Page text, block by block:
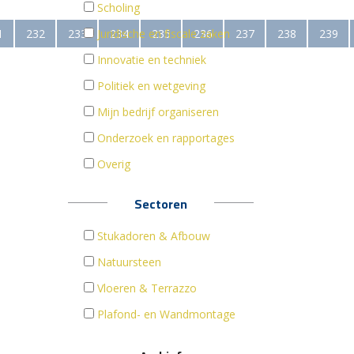
232 233 234 235 236 237 238 239
Scholing
Juridische en fiscale zaken
Innovatie en techniek
Politiek en wetgeving
Mijn bedrijf organiseren
Onderzoek en rapportages
Overig
Sectoren
Stukadoren & Afbouw
Natuursteen
Vloeren & Terrazzo
Plafond- en Wandmontage